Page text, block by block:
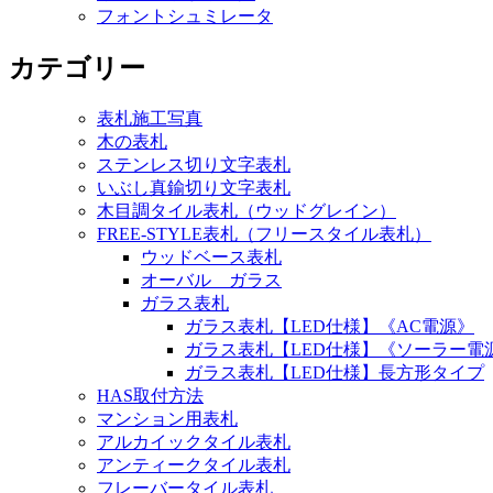
フォントシュミレータ
カテゴリー
表札施工写真
木の表札
ステンレス切り文字表札
いぶし真鍮切り文字表札
木目調タイル表札（ウッドグレイン）
FREE-STYLE表札（フリースタイル表札）
ウッドベース表札
オーバル ガラス
ガラス表札
ガラス表札【LED仕様】《AC電源》
ガラス表札【LED仕様】《ソーラー電
ガラス表札【LED仕様】長方形タイプ
HAS取付方法
マンション用表札
アルカイックタイル表札
アンティークタイル表札
フレーバータイル表札